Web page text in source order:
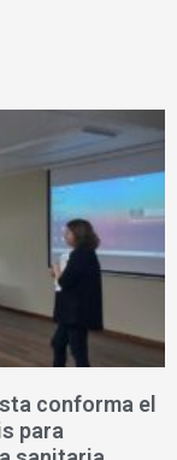
conforma el
para